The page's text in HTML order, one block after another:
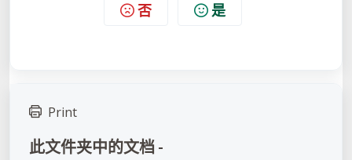
否 是
Print
此文件夹中的文档 -